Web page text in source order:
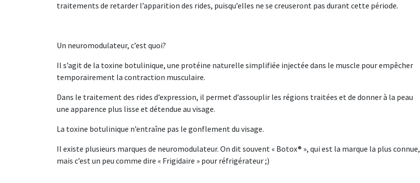
traitements de retarder l’apparition des rides, puisqu’elles ne se creuseront pas durant cette période.
Un neuromodulateur, c’est quoi?
Il s’agit de la toxine botulinique, une protéine naturelle simplifiée injectée dans le muscle pour empêcher
temporairement la contraction musculaire.
Dans le traitement des rides d’expression, il permet d’assouplir les régions traitées et de donner à la peau
une apparence plus lisse et détendue au visage.
La toxine botulinique n’entraîne pas le gonflement du visage.
Il existe plusieurs marques de neuromodulateur. On dit souvent « Botox® », qui est la marque la plus connue,
mais c’est un peu comme dire « Frigidaire » pour réfrigérateur ;)